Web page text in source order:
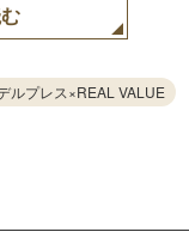
ルプレス×REAL VALUE